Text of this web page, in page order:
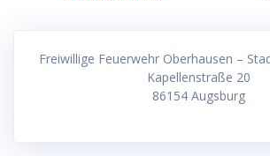
Freiwillige Feuerwehr Oberhausen –
Kapellenstraße 20
86154 Augsburg